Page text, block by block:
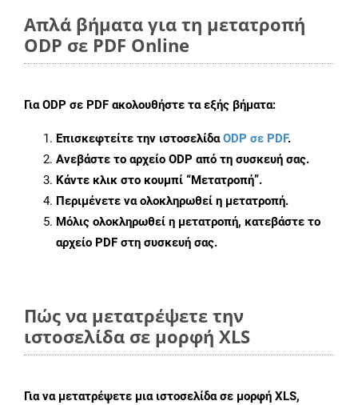
Απλά βήματα για τη μετατροπή
ODP σε PDF Online
ΓιαODP σε PDF ακολουθήστε τα εξής βήματα:
Επισκεφτείτε την ιστοσελίδαODP σε PDF.
Ανεβάστε το αρχείο ODP από τη συσκευή σας.
Κάντε κλικ στο κουμπί “Μετατροπή”.
Περιμένετε να ολοκληρωθεί η μετατροπή.
Μόλις ολοκληρωθεί η μετατροπή, κατεβάστε το
αρχείο PDF στη συσκευή σας.
Πώς να μετατρέψετε την
ιστοσελίδα σε μορφή XLS
Για να μετατρέψετε μια ιστοσελίδα σε μορφή XLS,